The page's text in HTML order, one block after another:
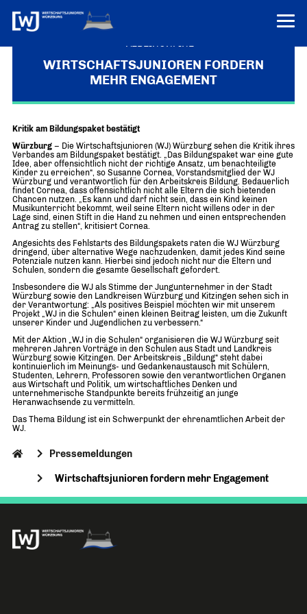
VEREINONLINE
AKTUELLES
ÜBER UNS
Über uns
WER WIR SIND & DER VORSITZ
Über uns
Forum „Junge Wirtschaft“ – Mitgliedermagazin
Mitglieder
UNSER NETZWERK
Mitglieder
Senatoren
TERMINE
PRESSEMELDUNGEN
PROJEKTE
INFORMATIONEN
Ziele
Imagefilm
Merchandising-Klamotten
WIRTSCHAFTSJUNIOREN FORDERN
MEHR ENGAGEMENT
Kritik am Bildungspaket bestätigt
Würzburg – Die Wirtschaftsjunioren (WJ) Würzburg sehen die Kritik ihres
Verbandes am Bildungspaket bestätigt. „Das Bildungspaket war eine gute
Idee, aber offensichtlich nicht der richtige Ansatz, um benachteiligte
Kinder zu erreichen“, so Susanne Cornea, Vorstandsmitglied der WJ
Würzburg und verantwortlich für den Arbeitskreis Bildung. Bedauerlich
findet Cornea, dass offensichtlich nicht alle Eltern die sich bietenden
Chancen nutzen. „Es kann und darf nicht sein, dass ein Kind keinen
Musikunterricht bekommt, weil seine Eltern nicht willens oder in der
Lage sind, einen Stift in die Hand zu nehmen und einen entsprechenden
Antrag zu stellen“, kritisiert Cornea.
Angesichts des Fehlstarts des Bildungspakets raten die WJ Würzburg
dringend, über alternative Wege nachzudenken, damit jedes Kind seine
Potenziale nutzen kann. Hierbei sind jedoch nicht nur die Eltern und
Schulen, sondern die gesamte Gesellschaft gefordert.
Insbesondere die WJ als Stimme der Jungunternehmer in der Stadt
Würzburg sowie den Landkreisen Würzburg und Kitzingen sehen sich in
der Verantwortung: „Als positives Beispiel möchten wir mit unserem
Projekt „WJ in die Schulen“ einen kleinen Beitrag leisten, um die Zukunft
unserer Kinder und Jugendlichen zu verbessern.“
Mit der Aktion „WJ in die Schulen“ organisieren die WJ Würzburg seit
mehreren Jahren Vorträge in den Schulen aus Stadt und Landkreis
Würzburg sowie Kitzingen. Der Arbeitskreis „Bildung“ steht dabei
kontinuierlich im Meinungs- und Gedankenaustausch mit Schülern,
Studenten, Lehrern, Professoren sowie den verantwortlichen Organen
aus Wirtschaft und Politik, um wirtschaftliches Denken und
unternehmerische Standpunkte bereits frühzeitig an junge
Heranwachsende zu vermitteln.
Das Thema Bildung ist ein Schwerpunkt der ehrenamtlichen Arbeit der
WJ.
Pressemeldungen
Wirtschaftsjunioren fordern mehr Engagement